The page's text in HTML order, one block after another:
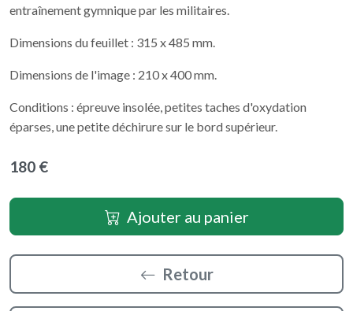
entraînement gymnique par les militaires.
Dimensions du feuillet : 315 x 485 mm.
Dimensions de l'image : 210 x 400 mm.
Conditions : épreuve insolée, petites taches d'oxydation
éparses, une petite déchirure sur le bord supérieur.
180 €
Ajouter au panier
Retour